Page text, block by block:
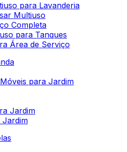
para Lavanderia
Multiuso
Completa
para Tanques
Área de Serviço
para Jardim
Jardim
Jardim